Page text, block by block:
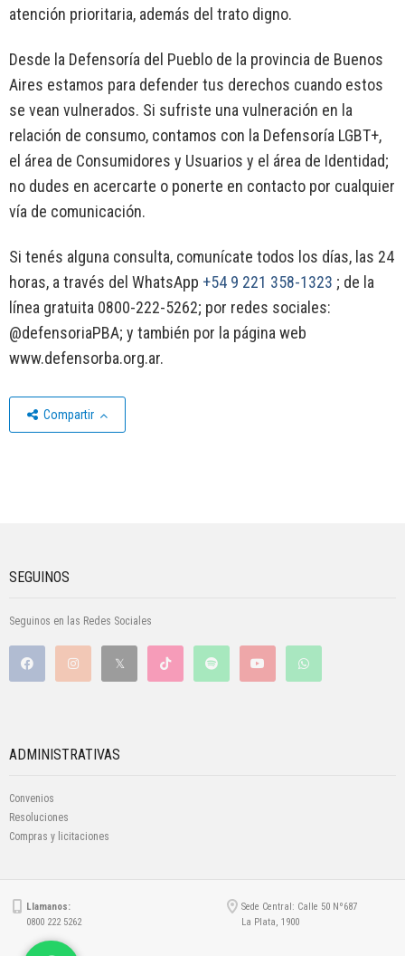
atención prioritaria, además del trato digno.
Desde la Defensoría del Pueblo de la provincia de Buenos
Aires estamos para defender tus derechos cuando estos
se vean vulnerados. Si sufriste una vulneración en la
relación de consumo, contamos con la Defensoría LGBT+,
el área de Consumidores y Usuarios y el área de Identidad;
no dudes en acercarte o ponerte en contacto por cualquier
vía de comunicación.
Si tenés alguna consulta, comunícate todos los días, las 24
horas, a través del WhatsApp +54 9 221 358-1323 ; de la
línea gratuita 0800-222-5262; por redes sociales:
@defensoriaPBA; y también por la página web
www.defensorba.org.ar.
Compartir
SEGUINOS
Seguinos en las Redes Sociales
ADMINISTRATIVAS
Convenios
Resoluciones
Compras y licitaciones
Llamanos:
0800 222 5262
Sede Central: Calle 50 Nº687
La Plata, 1900